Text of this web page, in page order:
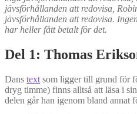
jävsförhållanden att redovisa,
jävsförhållanden att redovisa.
har heller fått betalt för det.
Del 1: Thomas
Dans text som ligger till grund för
dryg timme) finns alltså att läsa i
delen går han igenom bland annat